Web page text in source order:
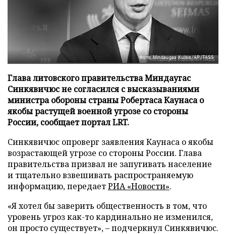
Фото: Mindaugas Kulbis/AP/TASS
Глава литовского правительства Миндаугас
Синкявичюс не согласился с высказываниями
министра обороны страны Робертаса Каунаса о
якобы растущей военной угрозе со стороны
России, сообщает портал LRT.
Синкявичюс опроверг заявления Каунаса о якобы
возрастающей угрозе со стороны России. Глава
правительства призвал не запугивать население
и тщательно взвешивать распространяемую
информацию, передаетРИА «Новости».
«Я хотел бы заверить общественность в том, что
уровень угроз как-то кардинально не изменился,
он просто существует», – подчеркнул Синкявичюс.